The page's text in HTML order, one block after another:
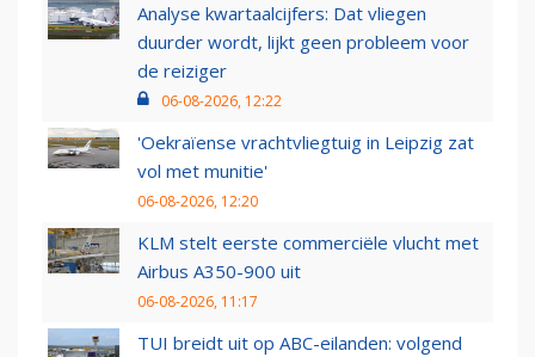
Analyse kwartaalcijfers: Dat vliegen
duurder wordt, lijkt geen probleem voor
de reiziger
06-08-2026, 12:22
'Oekraïense vrachtvliegtuig in Leipzig zat
vol met munitie'
06-08-2026, 12:20
KLM stelt eerste commerciële vlucht met
Airbus A350-900 uit
06-08-2026, 11:17
TUI breidt uit op ABC-eilanden: volgend